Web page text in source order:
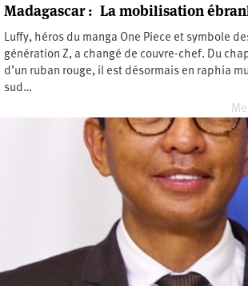
Madagascar : La mobilisation
Luffy, héros du manga One Piece et symbole
génération Z, a changé de couvre-chef. Du
d’un ruban rouge, il est désormais en raphia
sud…